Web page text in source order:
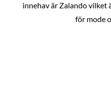
innehav är Zalando
för mode